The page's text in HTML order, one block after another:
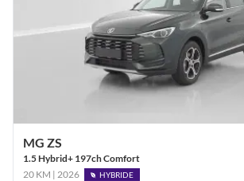
MG ZS
1.5 Hybrid+ 197ch Comfort
20 KM | 2026
HYBRIDE